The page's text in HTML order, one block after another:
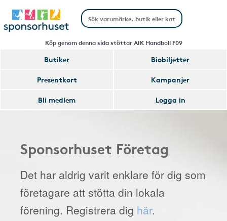
Köp genom denna sida stöttar AIK Handboll F09
Butiker
Biobiljetter
Presentkort
Kampanjer
Bli medlem
Logga in
Sponsorhuset Företag
Det har aldrig varit enklare för dig som
företagare att stötta din lokala
förening. Registrera dig här.